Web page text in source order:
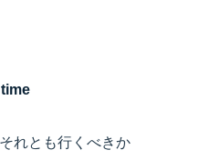
れとも行くべきか